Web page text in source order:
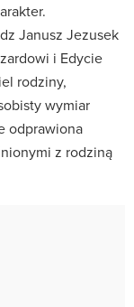
Janusz Jezusek
i Edycie
rodziny,
wymiar
odprawiona
z rodziną